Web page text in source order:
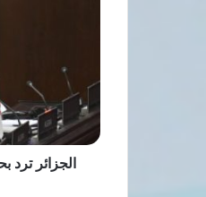
افتراءات
ممثل
الطغمة
الانقلابية
في
الجزائر